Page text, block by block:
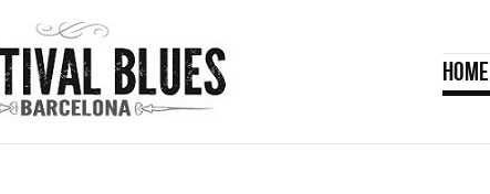
HOME